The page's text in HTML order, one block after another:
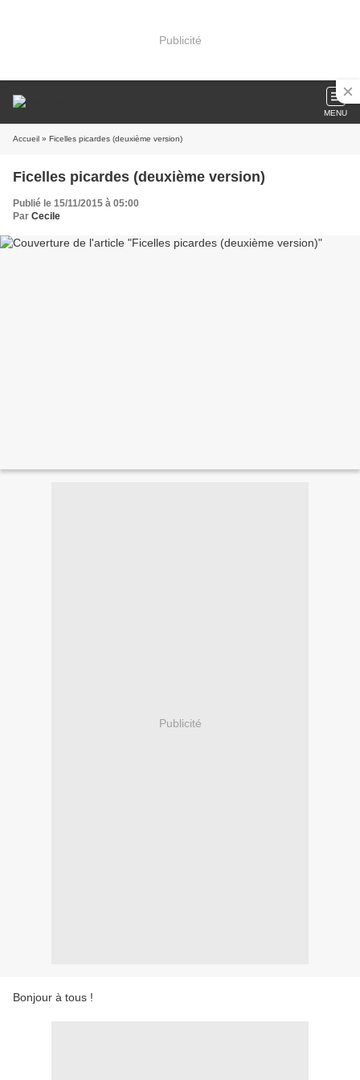
Publicité
MENU
Accueil » Ficelles picardes (deuxième version)
Ficelles picardes (deuxième version)
Publié le 15/11/2015 à 05:00
Par Cecile
Publicité
Bonjour à tous !